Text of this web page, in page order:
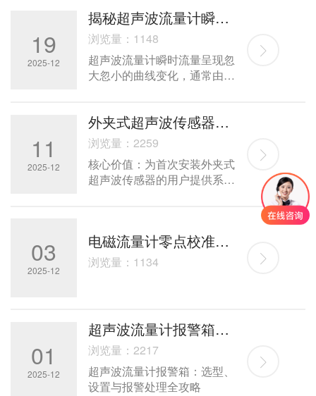
19
2025-12
揭秘超声波流量计瞬时流量曲线波动的关键因素
浏览量：1148
超声波流量计瞬时流量呈现忽
大忽小的曲线变化，通常由以
11
2025-12
外夹式超声波传感器安装细节：避免常见错误的实用建议
浏览量：2259
核心价值‌：为首次安装外夹式
超声波传感器的用户提供系统
03
2025-12
电磁流量计零点校准全流程指南
浏览量：1134
01
2025-12
超声波流量计报警箱：选型、设置与报警处理全攻略
浏览量：2217
超声波流量计报警箱：选型、
设置与报警处理全攻略